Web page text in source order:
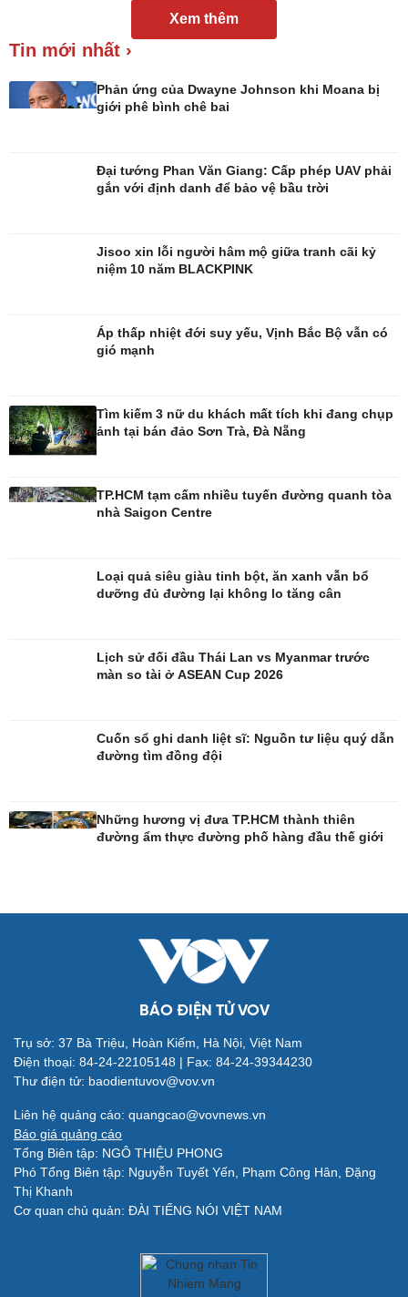
Tình yêu - Gia đình
Sân khấu - Điện ảnh
Văn học
Săn Tour
check-in
Quân sự - Quốc phòng
Vũ khí
Việt Nam
Phân tích
Xem thêm
Tin mới nhất ›
Phản ứng của Dwayne Johnson khi Moana bị
giới phê bình chê bai
Đại tướng Phan Văn Giang: Cấp phép UAV phải
gắn với định danh để bảo vệ bầu trời
Jisoo xin lỗi người hâm mộ giữa tranh cãi kỷ
niệm 10 năm BLACKPINK
Áp thấp nhiệt đới suy yếu, Vịnh Bắc Bộ vẫn có
gió mạnh
Tìm kiếm 3 nữ du khách mất tích khi đang chụp
ảnh tại bán đảo Sơn Trà, Đà Nẵng
TP.HCM tạm cấm nhiều tuyến đường quanh tòa
nhà Saigon Centre
Loại quả siêu giàu tinh bột, ăn xanh vẫn bổ
dưỡng đủ đường lại không lo tăng cân
Lịch sử đối đầu Thái Lan vs Myanmar trước
màn so tài ở ASEAN Cup 2026
Cuốn sổ ghi danh liệt sĩ: Nguồn tư liệu quý dẫn
đường tìm đồng đội
Những hương vị đưa TP.HCM thành thiên
đường ẩm thực đường phố hàng đầu thế giới
BÁO ĐIỆN TỬ VOV
Trụ sở: 37 Bà Triệu, Hoàn Kiếm, Hà Nội, Việt Nam
Điện thoại: 84-24-22105148 | Fax: 84-24-39344230
Thư điện tử: baodientuvov@vov.vn
Liên hệ quảng cáo: quangcao@vovnews.vn
Báo giá quảng cáo
Tổng Biên tập: NGÔ THIỆU PHONG
Phó Tổng Biên tập: Nguyễn Tuyết Yến, Phạm Công Hân, Đặng
Thị Khanh
Cơ quan chủ quản: ĐÀI TIẾNG NÓI VIỆT NAM